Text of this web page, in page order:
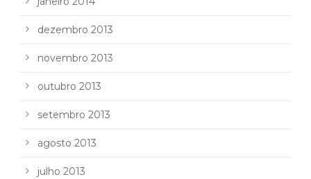
dezembro 2013
novembro 2013
outubro 2013
setembro 2013
agosto 2013
julho 2013